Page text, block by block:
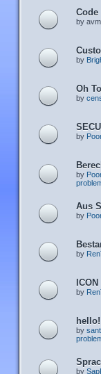
Code
by
by
Oh
by
by
by
Aus
by
by
by
hello!
by
by